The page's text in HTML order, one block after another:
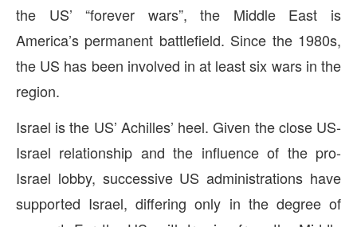
the US’ “forever wars”, the Middle East is
America’s permanent battlefield. Since the 1980s,
the US has been involved in at least six wars in the
region.
Israel is the US’ Achilles’ heel. Given the close US-
Israel relationship and the influence of the pro-
Israel lobby, successive US administrations have
supported Israel, differing only in the degree of